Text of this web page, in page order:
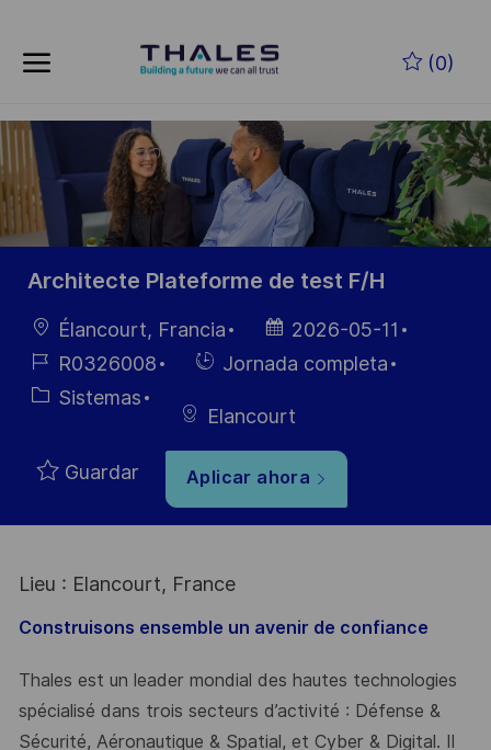
(0)
-
Architecte Plateforme de test F/H
Ubicación
Élancourt, Francia
Fecha de
publicación
2026-05-11
ID de
empleo
R0326008
HiringJornada completa
Categoría
Sistemas
Elancourt
Guardar Aplicar ahora
Lieu : Elancourt, France
Construisons ensemble un avenir de confiance
Thales est un leader mondial des hautes technologies
spécialisé dans trois secteurs d’activité : Défense &
Sécurité, Aéronautique & Spatial, et Cyber & Digital. Il